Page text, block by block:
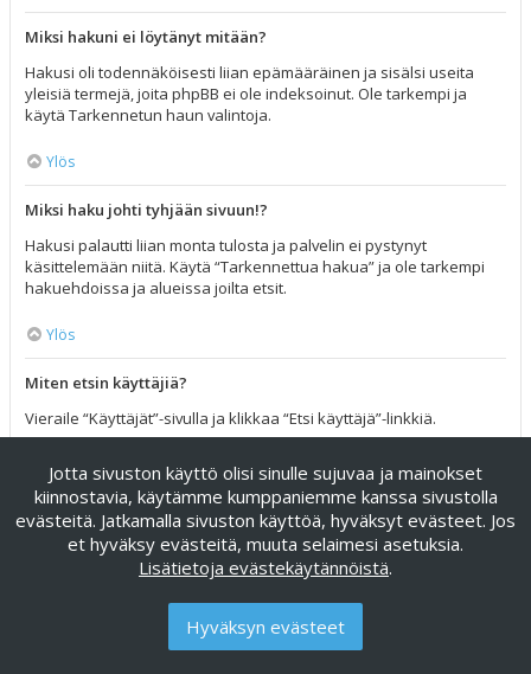
Miksi hakuni ei löytänyt mitään?
Hakusi oli todennäköisesti liian epämääräinen ja sisälsi useita
yleisiä termejä, joita phpBB ei ole indeksoinut. Ole tarkempi ja
käytä Tarkennetun haun valintoja.
Ylös
Miksi haku johti tyhjään sivuun!?
Hakusi palautti liian monta tulosta ja palvelin ei pystynyt
käsittelemään niitä. Käytä “Tarkennettua hakua” ja ole tarkempi
hakuehdoissa ja alueissa joilta etsit.
Ylös
Miten etsin käyttäjiä?
Vieraile “Käyttäjät”-sivulla ja klikkaa “Etsi käyttäjä”-linkkiä.
Ylös
Miten löydän omat viestini ja viestiketjuni?
Omat viestisi näet klikkaamalla “Katso omia viestejäsi”-linkkiä
omissa asetuksissa tai klikkaamalla “Etsi käyttäjän viesteistä”-
foorumin ylälaidassa. Etsiäksesi omia viestiketjuja, käytä
tarkennettua hakua ja täytä sen hakuehdot haluamallasi tavalla.
Jotta sivuston käyttö olisi sinulle sujuvaa ja mainokset
kiinnostavia, käytämme kumppaniemme kanssa sivustolla
evästeitä. Jatkamalla sivuston käyttöä, hyväksyt evästeet. Jos
et hyväksy evästeitä, muuta selaimesi asetuksia.
Lisätietoja evästekäytännöistä.
Hyväksyn evästeet